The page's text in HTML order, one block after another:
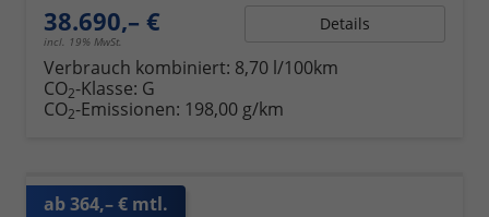
38.690,– €
incl. 19% MwSt.
Details
Verbrauch kombiniert: 8,70 l/100km
CO2-Klasse: G
CO2-Emissionen: 198,00 g/km
ab 364,– € mtl.